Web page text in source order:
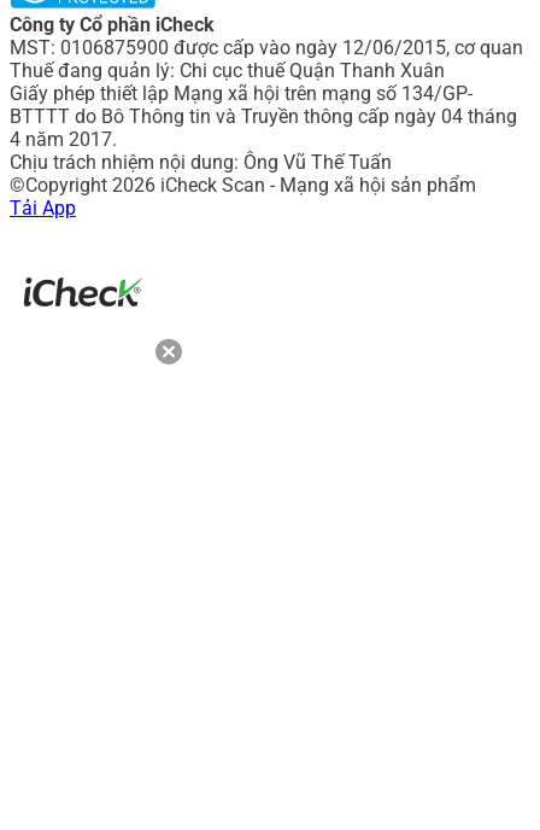
Công ty Cổ phần iCheck
MST: 0106875900 được cấp vào ngày 12/06/2015, cơ quan
Thuế đang quản lý: Chi cục thuế Quận Thanh Xuân
Giấy phép thiết lập Mạng xã hội trên mạng số 134/GP-
BTTTT do Bô Thông tin và Truyền thông cấp ngày 04 tháng
4 năm 2017.
Chịu trách nhiệm nội dung: Ông Vũ Thế Tuấn
©Copyright 2026 iCheck Scan - Mạng xã hội sản phẩm
Tải App